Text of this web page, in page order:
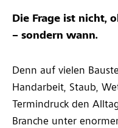
Die Frage ist nicht,
– sondern wann.
Denn auf vielen
Handarbeit, Staub,
Termindruck den
Branche unter